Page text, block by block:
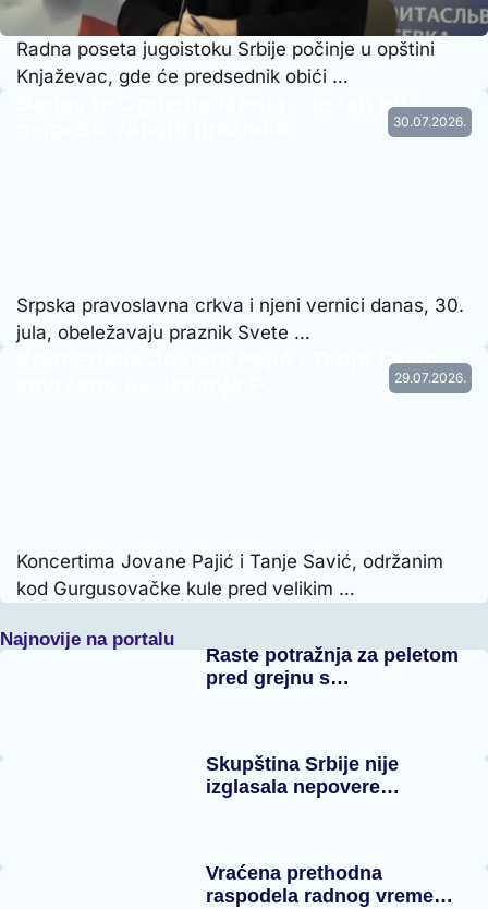
Radna poseta jugoistoku Srbije počinje u opštini
Knjaževac, gde će predsednik obići …
30.07.2026.
Danas je Ognjena Marija – jedan od
Srpska pravoslavna crkva i njeni vernici danas, 30.
jula, obeležavaju praznik Svete …
29.07.2026.
Koncertima Jovane Pajić i Tanje Savić
Koncertima Jovane Pajić i Tanje Savić, održanim
kod Gurgusovačke kule pred velikim …
Najnovije na portalu
Raste potražnja za peletom
pred grejnu s…
Skupština Srbije nije
izglasala nepovere…
Vraćena prethodna
raspodela radnog vreme…